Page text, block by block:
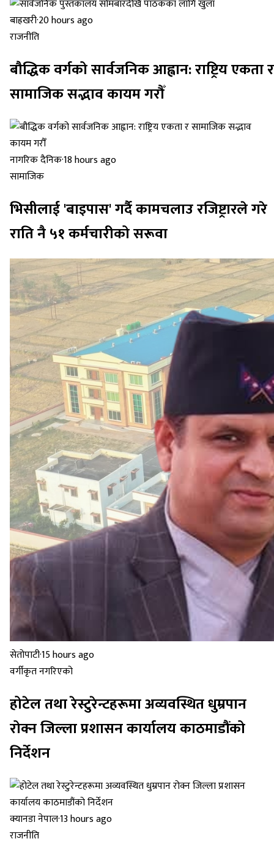
बाह्रखरी·20 hours ago
राजनीति
बौद्धिक वर्गको सार्वजनिक आह्वान: राष्ट्रिय एकता र
सामाजिक सद्भाव कायम गरौँ
नागरिक दैनिक·18 hours ago
सामाजिक
भिसीलाई 'बाइपास' गर्दै कामचलाउ रजिष्ट्रारले गरे
राति नै ५१ कर्मचारीको सरूवा
सेतोपाटी·15 hours ago
वर्गीकृत नगरिएको
होटेल तथा रेस्टुरेन्टहरूमा अव्यवस्थित धुम्रपान
रोक्न जिल्ला प्रशासन कार्यालय काठमाडौंको
निर्देशन
क्यानडा नेपाल·13 hours ago
राजनीति